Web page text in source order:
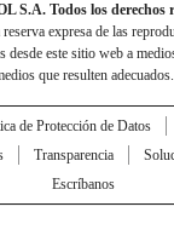
S.A. Todos los derechos
expresa de las
desde este sitio web a
que resulten adecuados.
de Protección de Datos
Transparencia
Escríbanos